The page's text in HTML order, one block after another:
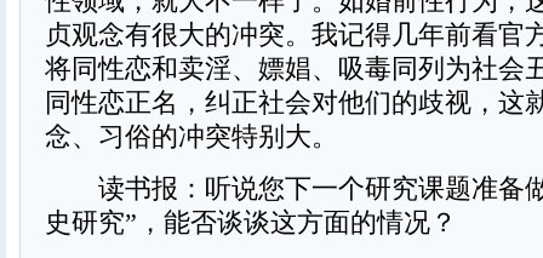
贞观念有很大的冲突。我记得几年前看官
将同性恋和卖淫、嫖娼、吸毒同列为社会
同性恋正名，纠正社会对他们的歧视，这
念、习俗的冲突特别大。
读书报：听说您下一个研究课题准备
史研究”，能否谈谈这方面的情况？